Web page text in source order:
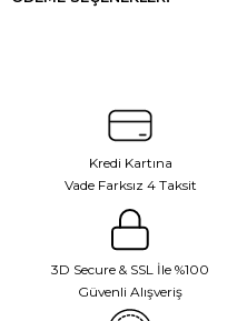
Kredi Kartına
Vade Farksız 4 Taksit
3D Secure & SSL İle %100
Güvenli Alışveriş